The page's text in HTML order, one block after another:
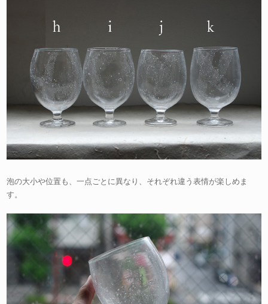
泡の大小や位置も、一点ごとに異なり、それぞれ違う表情が楽しめま
す。